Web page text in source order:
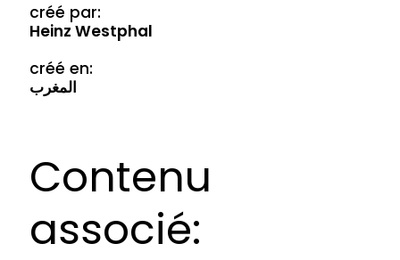
créé par:
Heinz Westphal
créé en:
المغرب
Contenu
associé: